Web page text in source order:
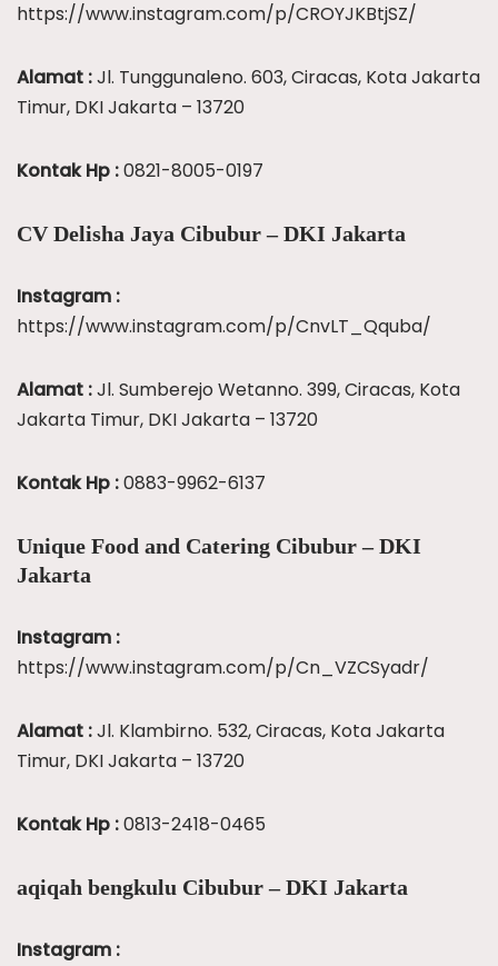
https://www.instagram.com/p/CROYJKBtjSZ/
Alamat :Jl. Tunggunaleno. 603, Ciracas, Kota Jakarta
Timur, DKI Jakarta – 13720
Kontak Hp :0821-8005-0197
CV Delisha Jaya Cibubur – DKI Jakarta
Instagram :
https://www.instagram.com/p/CnvLT_Qquba/
Alamat :Jl. Sumberejo Wetanno. 399, Ciracas, Kota
Jakarta Timur, DKI Jakarta – 13720
Kontak Hp :0883-9962-6137
Unique Food and Catering Cibubur – DKI
Jakarta
Instagram :
https://www.instagram.com/p/Cn_VZCSyadr/
Alamat :Jl. Klambirno. 532, Ciracas, Kota Jakarta
Timur, DKI Jakarta – 13720
Kontak Hp :0813-2418-0465
aqiqah bengkulu Cibubur – DKI Jakarta
Instagram :